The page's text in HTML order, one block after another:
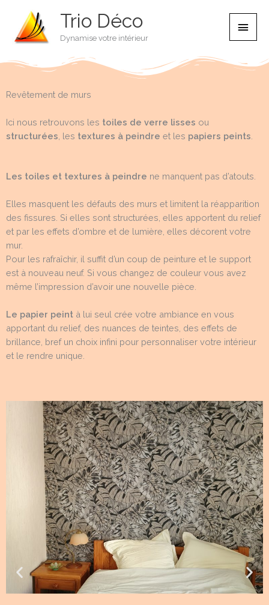
contenu
Trio Déco
Dynamise votre intérieur
Revêtement de murs
Ici nous retrouvons les toiles de verre lisses ou
structurées , les textures à peindre et les papiers peints
Les toiles et textures à peindre ne manquent pas d’atouts.
Elles masquent les défauts des murs et limitent la réapparition
des fissures. Si elles sont structurées, elles apportent du relief
et par les effets d’ombre et de lumière, elles décorent votre
mur.
Pour les rafraîchir, il suffit d’un coup de peinture et le support
est à nouveau neuf. Si vous changez de couleur vous avez
même l’impression d’avoir une nouvelle pièce.
Le papier peint à lui seul crée votre ambiance en vous
apportant du relief, des nuances de teintes, des effets de
brillance, bref un choix infini pour personnaliser votre intérieur
et le rendre unique.